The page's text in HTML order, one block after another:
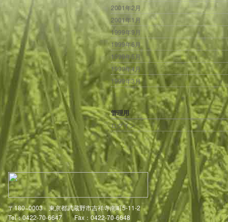
2001年2月
2001年1月
1999年9月
1999年6月
1999年5月
1999年4月
1999年3月
管理用
ログイン
〒180−0003 東京都武蔵野市吉祥寺南町5-11-2
Tel：0422-70-6647 Fax：0422-70-6648